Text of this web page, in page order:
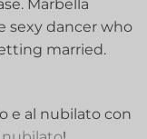
Marbella
sexy dancer who
married.
e al nubilato con